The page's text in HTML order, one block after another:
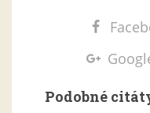
Podobné